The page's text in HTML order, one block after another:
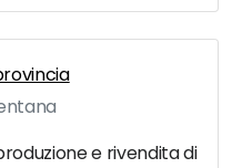
e rivendita di